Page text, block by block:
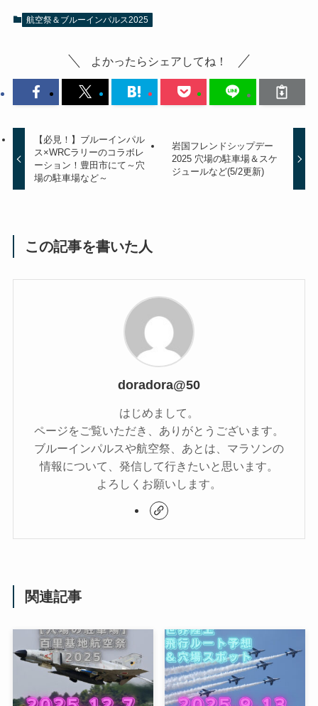
航空祭＆ブルーインパルス2025
よかったらシェアしてね！
【必見！】ブルーインパル
ス×WRCラリーのコラボレ
ーション！豊田市にて～穴
場の駐車場など～
岩国フレンドシップデー
2025 穴場の駐車場＆スケ
ジュールなど(5/2更新)
この記事を書いた人
doradora@50
はじめまして。
ページをご覧いただき、ありがとうございます。
ブルーインパルスや航空祭、あとは、マラソンの
情報について、発信して行きたいと思います。
よろしくお願いします。
関連記事